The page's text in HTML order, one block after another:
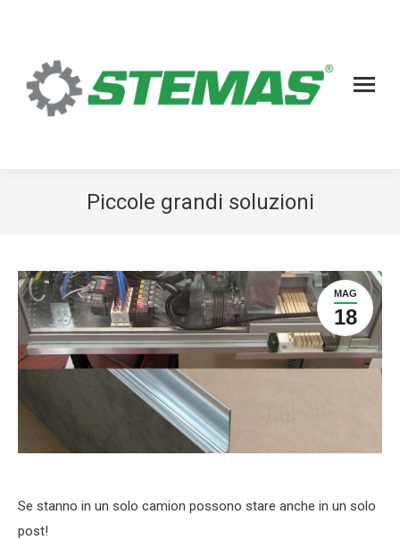
Piccole grandi soluzioni
MAG
18
Se stanno in un solo camion possono stare anche in un solo
post!